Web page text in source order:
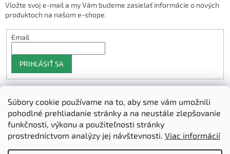
Súbory cookie používame na to, aby sme vám umožnili
pohodlné prehliadanie stránky a na neustále zlepšovanie
funkčnosti, výkonu a použiteľnosti stránky
prostredníctvom analýzy jej návštevnosti. Viac informácií
Vložte svoj e-mail a my Vám budeme zasielať informácie o nových
produktoch na našom e-shope.
Email
PRIHLÁSIŤ SA
Shoptet.sk